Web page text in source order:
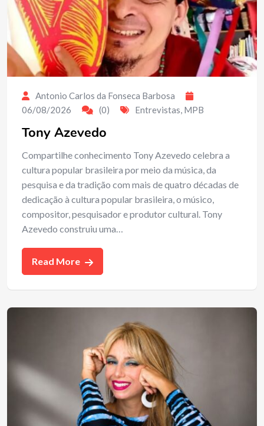
Antonio Carlos da Fonseca Barbosa
06/08/2026
(0) Entrevistas, MPB
Tony Azevedo
Compartilhe conhecimento Tony Azevedo celebra a
cultura popular brasileira por meio da música, da
pesquisa e da tradição com mais de quatro décadas de
dedicação à cultura popular brasileira, o músico,
compositor, pesquisador e produtor cultural. Tony
Azevedo construiu uma…
Read More